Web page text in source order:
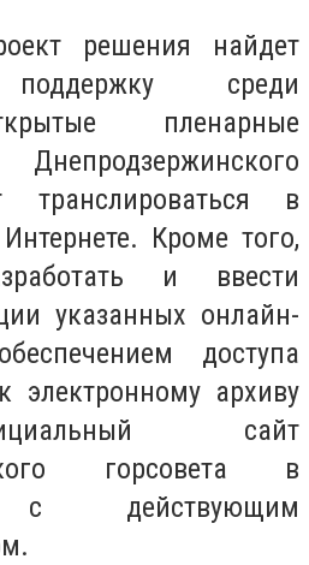
решения найдет
среди
пленарные
транслироваться в
Кроме того,
и ввести
указанных онлайн-
доступа
электронному архиву
сайт
горсовета в
с действующим